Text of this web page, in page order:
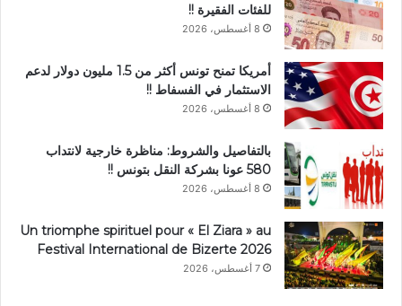
للفئات الفقيرة !!
8 أغسطس، 2026
أمريكا تمنح تونس أكثر من 1.5 مليون دولار لدعم
الاستثمار في الفسفاط !!
8 أغسطس، 2026
بالتفاصيل والشروط: مناظرة خارجية لانتداب
580 عونا بشركة النقل بتونس !!
8 أغسطس، 2026
Un triomphe spirituel pour « El Ziara » au
Festival International de Bizerte 2026
7 أغسطس، 2026